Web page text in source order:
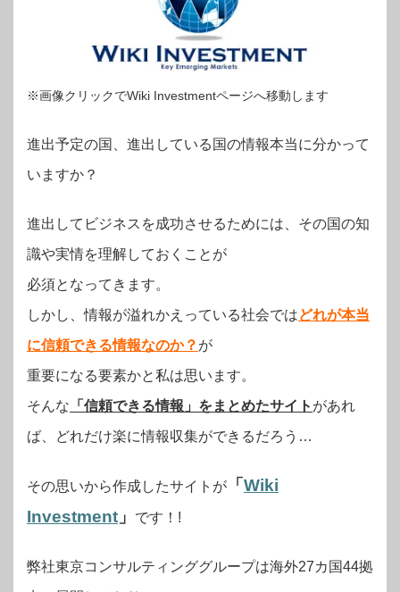
※画像クリックでWiki Investmentページへ移動します
進出予定の国、進出している国の情報本当に分かって
いますか？
進出してビジネスを成功させるためには、その国の知
識や実情を理解しておくことが
必須となってきます。
しかし、情報が溢れかえっている社会ではどれが本当
に信頼できる情報なのか？ が
重要になる要素かと私は思います。
そんな 「信頼できる情報」をまとめたサイト があれ
ば、どれだけ楽に情報収集ができるだろう…
その思いから作成したサイトが 「 Wiki
Investment 」 です！!
弊社東京コンサルティンググループは海外27カ国44拠